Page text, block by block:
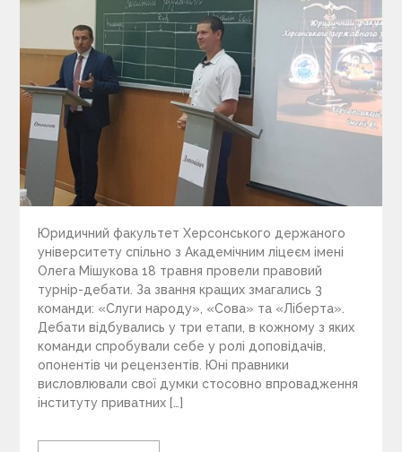
Юридичний факультет Херсонського держаного
університету спільно з Академічним ліцеєм імені
Олега Мішукова 18 травня провели правовий
турнір-дебати. За звання кращих змагались 3
команди: «Слуги народу», «Сова» та «Ліберта».
Дебати відбувались у три етапи, в кожному з яких
команди спробували себе у ролі доповідачів,
опонентів чи рецензентів. Юні правники
висловлювали свої думки стосовно впровадження
інституту приватних […]